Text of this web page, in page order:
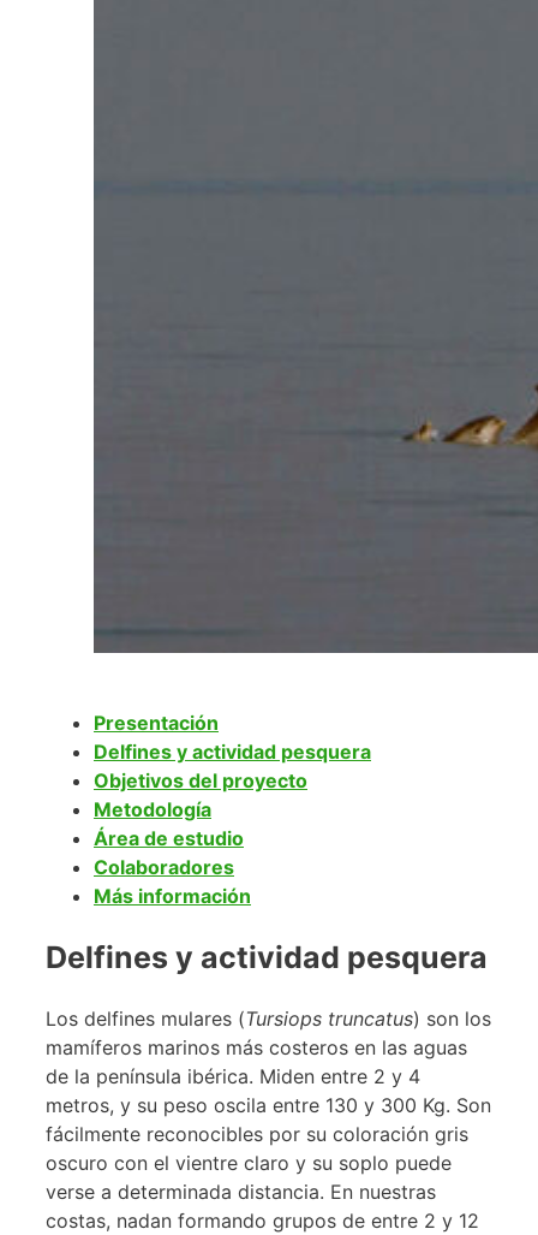
Presentación
Delfines y actividad pesquera
Objetivos del proyecto
Metodología
Área de estudio
Colaboradores
Más información
Delfines y actividad pesquera
Los delfines mulares (Tursiops truncatus) son los
mamíferos marinos más costeros en las aguas
de la península ibérica. Miden entre 2 y 4
metros, y su peso oscila entre 130 y 300 Kg. Son
fácilmente reconocibles por su coloración gris
oscuro con el vientre claro y su soplo puede
verse a determinada distancia. En nuestras
costas, nadan formando grupos de entre 2 y 12